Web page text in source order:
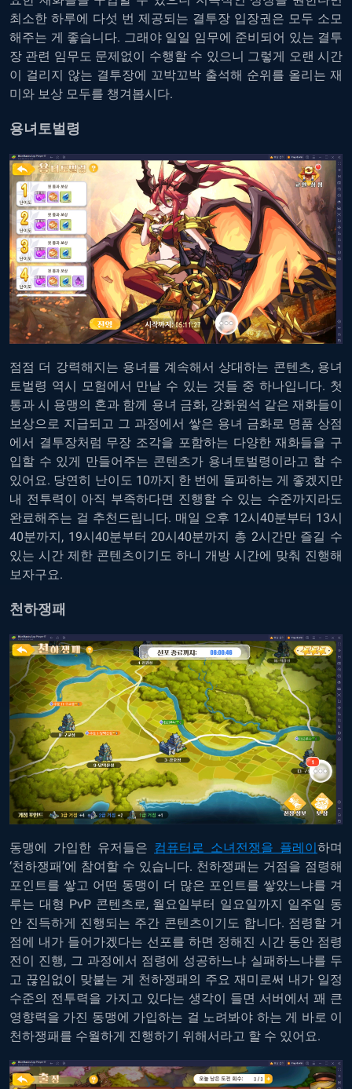
최소한 하루에 다섯 번 제공되는 결투장 입장권은 모두 소모
해주는 게 좋습니다. 그래야 일일 임무에 준비되어 있는 결투
장 관련 임무도 문제없이 수행할 수 있으니 그렇게 오랜 시간
이 걸리지 않는 결투장에 꼬박꼬박 출석해 순위를 올리는 재
미와 보상 모두를 챙겨봅시다.
용녀토벌령
점점 더 강력해지는 용녀를 계속해서 상대하는 콘텐츠, 용녀
토벌령 역시 모험에서 만날 수 있는 것들 중 하나입니다. 첫
통과 시 용맹의 혼과 함께 용녀 금화, 강화원석 같은 재화들이
보상으로 지급되고 그 과정에서 쌓은 용녀 금화로 명품 상점
에서 결투장처럼 무장 조각을 포함하는 다양한 재화들을 구
입할 수 있게 만들어주는 콘텐츠가 용녀토벌령이라고 할 수
있어요. 당연히 난이도 10까지 한 번에 돌파하는 게 좋겠지만
내 전투력이 아직 부족하다면 진행할 수 있는 수준까지라도
완료해주는 걸 추천드립니다. 매일 오후 12시40분부터 13시
40분까지, 19시40분부터 20시40분까지 총 2시간만 즐길 수
있는 시간 제한 콘텐츠이기도 하니 개방 시간에 맞춰 진행해
보자구요.
천하쟁패
동맹에 가입한 유저들은 컴퓨터로 소녀전쟁을 플레이 하며
‘천하쟁패’에 참여할 수 있습니다. 천하쟁패는 거점을 점령해
포인트를 쌓고 어떤 동맹이 더 많은 포인트를 쌓았느냐를 겨
루는 대형 PvP 콘텐츠로, 월요일부터 일요일까지 일주일 동
안 진득하게 진행되는 주간 콘텐츠이기도 합니다. 점령할 거
점에 내가 들어가겠다는 선포를 하면 정해진 시간 동안 점령
전이 진행, 그 과정에서 점령에 성공하느냐 실패하느냐를 두
고 끊임없이 맞붙는 게 천하쟁패의 주요 재미로써 내가 일정
수준의 전투력을 가지고 있다는 생각이 들면 서버에서 꽤 큰
영향력을 가진 동맹에 가입하는 걸 노려봐야 하는 게 바로 이
천하쟁패를 수월하게 진행하기 위해서라고 할 수 있어요.